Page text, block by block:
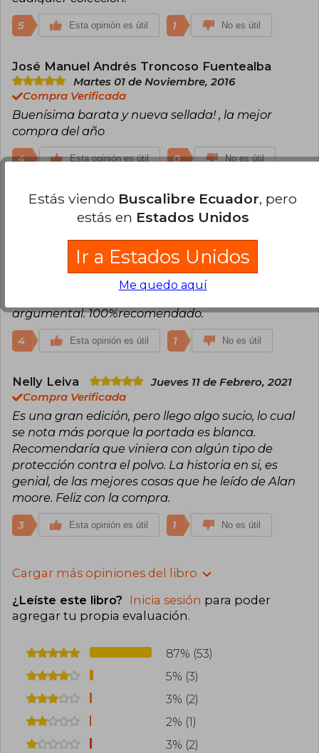
5 Esta opinión es útil 1 No es útil
José Manuel Andrés Troncoso Fuentealba
Martes 01 de Noviembre, 2016
Compra Verificada
Buenísima barata y nueva sellada! , la mejor
compra del año
4 Esta opinión es útil 0 No es útil
Paula Montaña
Lunes 24 de Agosto,
Es un maravilloso libro, es fascinante la
investigación sobre la época para darle mas
realismo a la obra, como profundizan sobre la
argumental. 100%recomendado.
4 Esta opinión es útil 1 No es útil
Nelly Leiva
Jueves 11 de Febrero, 2021
Compra Verificada
Es una gran edición, pero llego algo sucio, lo cual
se nota más porque la portada es blanca.
Recomendaría que viniera con algún tipo de
protección contra el polvo. La historia en si, es
genial, de las mejores cosas que he leído de Alan
moore. Feliz con la compra.
3 Esta opinión es útil 1 No es útil
Cargar más opiniones del libro
¿Leíste este libro? Inicia sesión para poder
agregar tu propia evaluación.
87% (53)
5% (3)
3% (2)
2% (1)
3% (2)
Estás viendo Buscalibre Ecuador, pero
estás en Estados Unidos
Ir a Estados Unidos
Me quedo aquí